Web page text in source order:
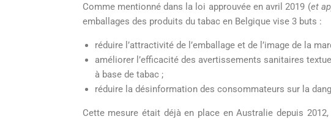
Comme mentionné dans la loi approuvée en avril 2019 (et
emballages des produits du tabac en Belgique vise 3 buts :
réduire l’attractivité de l’emballage et de l’image de la
améliorer l’efficacité des avertissements sanitaires
à base de tabac ;
réduire la désinformation des consommateurs sur la
Cette mesure était déjà en place en Australie depuis